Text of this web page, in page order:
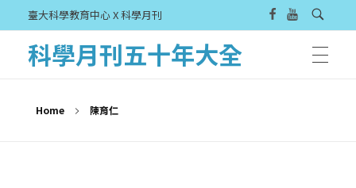
臺大科學教育中心 X 科學月刊
科學月刊五十年大全
Home 陳育仁